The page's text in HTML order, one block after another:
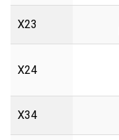
X23
X24
X34